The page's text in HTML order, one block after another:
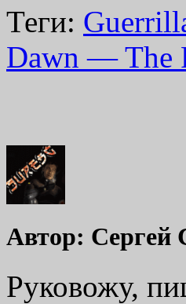
Теги:
Dawn — The
Автор: Сергей
Руковожу,